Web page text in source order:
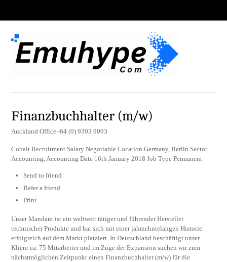
Finanzbuchhalter (m/w)
Auckland Office+64 (0) 9303 9093
Cobalt Recruitment Salary Negotiable Location Germany, Berlin Sector
Accounting, Accounting Date 16th January 2018 Job Type Permanent
Send to friend
Refer a friend
Print
Unser Mandant ist ein weltweit tätiger und führender Hersteller
technischer Produkte und hat sich mit einer jahrzehntelangen Historie
erfolgreich auf dem Markt platziert. In Deutschland beschäftigt unser
Klient ca. 75 Mitarbeiter und im Zuge der Expansion suchen wir zum
nächstmöglichen Zeitpunkt einen Finanzbuchhalter (m/w) für die